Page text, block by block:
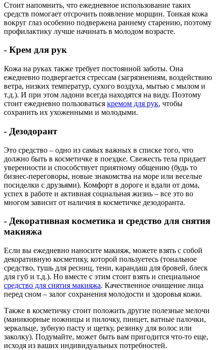
Стоит напомнить, что ежедневное использование таких
средств помогает отсрочить появление морщин. Тонкая кожа
вокруг глаз особенно подвержена раннему старению, поэтому
профилактику лучше начинать в молодом возрасте.
- Крем для рук
Кожа на руках также требует постоянной заботы. Она
ежедневно подвергается стрессам (загрязнениям, воздействию
ветра, низких температур, сухого воздуха, мытью с мылом и
т.д.). И при этом ладони всегда находятся на виду. Поэтому
стоит ежедневно пользоваться кремом для рук, чтобы
сохранить их ухоженными и молодыми.
- Дезодорант
Это средство – одно из самых важных в списке того, что
должно быть в косметичке в поездке. Свежесть тела придает
уверенности и способствует приятному общению (будь то
бизнес-переговоры, новые знакомства на море или веселые
посиделки с друзьями). Комфорт в дороге и вдали от дома,
успех в работе и активная социальная жизнь – все это во
многом зависит от наличия в косметичке дезодоранта.
- Декоративная косметика и средство для снятия
макияжа
Если вы ежедневно наносите макияж, можете взять с собой
декоративную косметику, которой пользуетесь (тональное
средство, тушь для ресниц, тени, карандаш для бровей, блеск
для губ и т.д.). Но вместе с этим стоит взять и специальное
средство для снятия макияжа. Качественное очищение лица
перед сном – залог сохранения молодости и здоровья кожи.
Также в косметичку стоит положить другие полезные мелочи
(маникюрные ножницы и пилочку, пинцет, ватные палочки,
зеркальце, зубную пасту и щетку, резинку для волос или
заколку). Подумайте, может быть вам пригодится что-то еще,
исходя из ваших индивидуальных потребностей.